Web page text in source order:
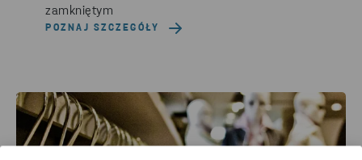
zamkniętym
POZNAJ SZCZEGÓŁY